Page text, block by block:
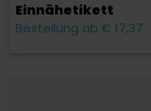
Einnäh­etikett
Bestellung ab € 17,37